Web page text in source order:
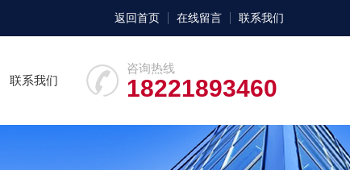
返回首页 在线留言 联系我们
咨询热线
18221893460
联系我们